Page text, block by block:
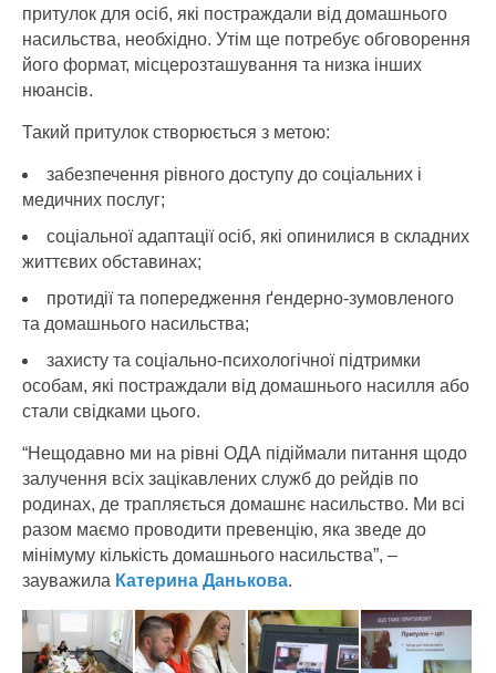
притулок для осіб, які постраждали від домашнього
насильства, необхідно. Утім ще потребує обговорення
його формат, місцерозташування та низка інших
нюансів.
Такий притулок створюється з метою:
забезпечення рівного доступу до соціальних і
медичних послуг;
соціальної адаптації осіб, які опинилися в складних
життєвих обставинах;
протидії та попередження ґендерно-зумовленого
та домашнього насильства;
захисту та соціально-психологічної підтримки
особам, які постраждали від домашнього насилля або
стали свідками цього.
“Нещодавно ми на рівні ОДА підіймали питання щодо
залучення всіх зацікавлених служб до рейдів по
родинах, де трапляється домашнє насильство. Ми всі
разом маємо проводити превенцію, яка зведе до
мінімуму кількість домашнього насильства”, –
зауважила Катерина Данькова.